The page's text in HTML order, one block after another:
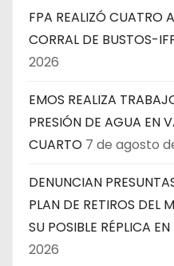
FPA REALIZÓ CUATRO
CORRAL DE BUSTOS-
2026
EMOS REALIZA
PRESIÓN DE AGUA EN
CUARTO 7 de agosto
DENUNCIAN
PLAN DE RETIROS DEL
SU POSIBLE RÉPLICA
2026